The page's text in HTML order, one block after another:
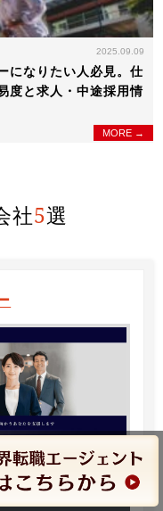
2025.09.09
になりたい人必見。仕
度と求人・中途採用情
MORE →
社5選